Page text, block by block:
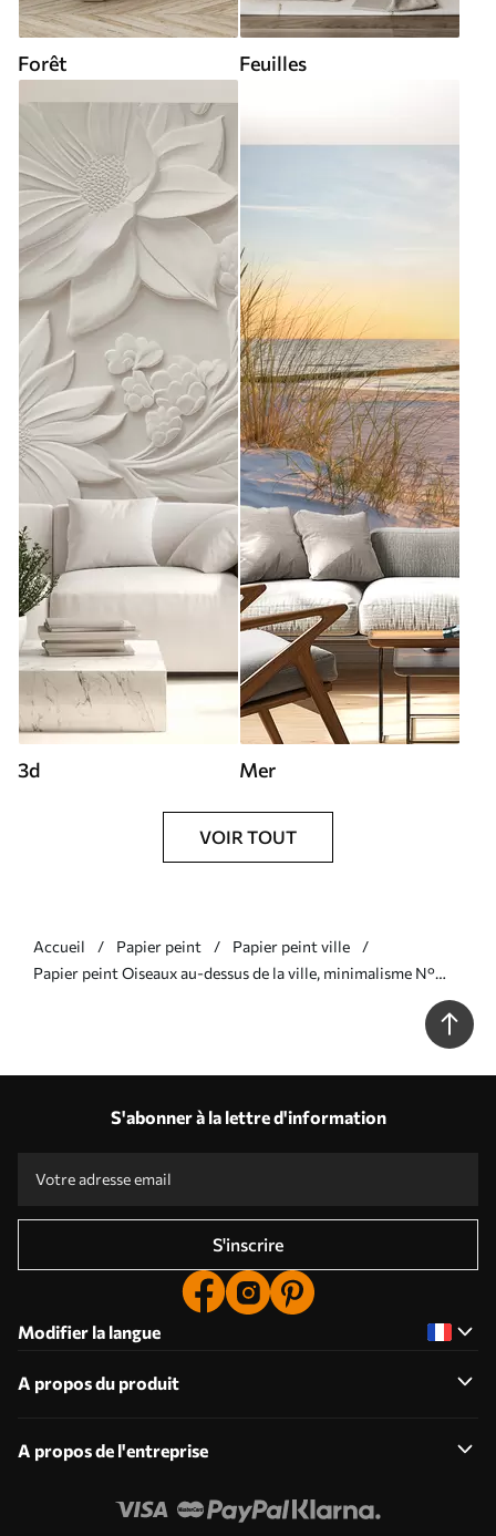
Forêt Feuilles
3d Mer
VOIR TOUT
Accueil Papier peint
Papier peint ville
Papier peint Oiseaux au-dessus de la ville, minimalisme N°
S'abonner à la lettre d'information
S'inscrire
Modifier la langue
A propos du produit
A propos de l'entreprise